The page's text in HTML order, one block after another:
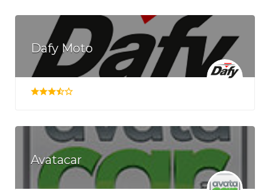
Dafy Moto
Avatacar